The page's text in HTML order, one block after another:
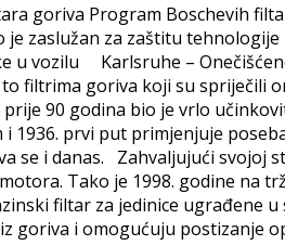
goriva Program Boschevih
je zaslužan za zaštitu
u vozilu Karlsruhe –
filtrima goriva koji su spriječili
90 godina bio je vrlo
i 1936. prvi put primjenjuje
se i danas. Zahvaljujući svojoj
Tako je 1998. godine na
filtar za jedinice ugrađene
goriva i omogućuju postizanje